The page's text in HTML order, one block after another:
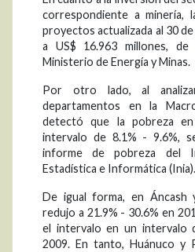
correspondiente a minería,
proyectos actualizada al 30
a US$ 16.963 millones,
Ministerio de Energía y Minas.
Por otro lado, al
departamentos en la
detectó que la pobreza
intervalo de 8.1% - 9.6%,
informe de pobreza del
Estadística e Informática (Inia).
De igual forma, en Áncash
redujo a 21.9% - 30.6% en
el intervalo en un intervalo
2009. En tanto, Huánuco y